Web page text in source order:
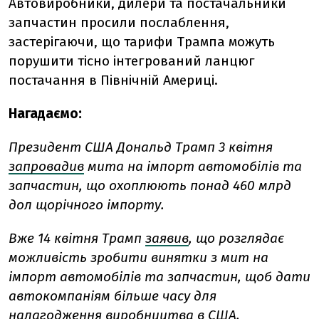
Автовиробники, дилери та постачальники
запчастин просили послаблення,
застерігаючи, що тарифи Трампа можуть
порушити тісно інтегрований ланцюг
постачання в Північній Америці.
Нагадаємо:
Президент США Дональд Трамп 3 квітня
запровадив мита на імпорт автомобілів та
запчастин, що охоплюють понад 460 млрд
дол щорічного імпорту.
Вже 14 квітня Трамп заявив, що розглядає
можливість зробити винятки з мит на
імпорт автомобілів та запчастин, щоб дати
автокомпаніям більше часу для
налагодження виробництва в США.